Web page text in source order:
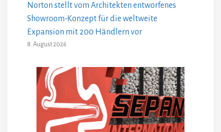
Norton stellt vom Architekten entworfenes
Showroom-Konzept für die weltweite
Expansion mit 200 Händlern vor
8. August 2026